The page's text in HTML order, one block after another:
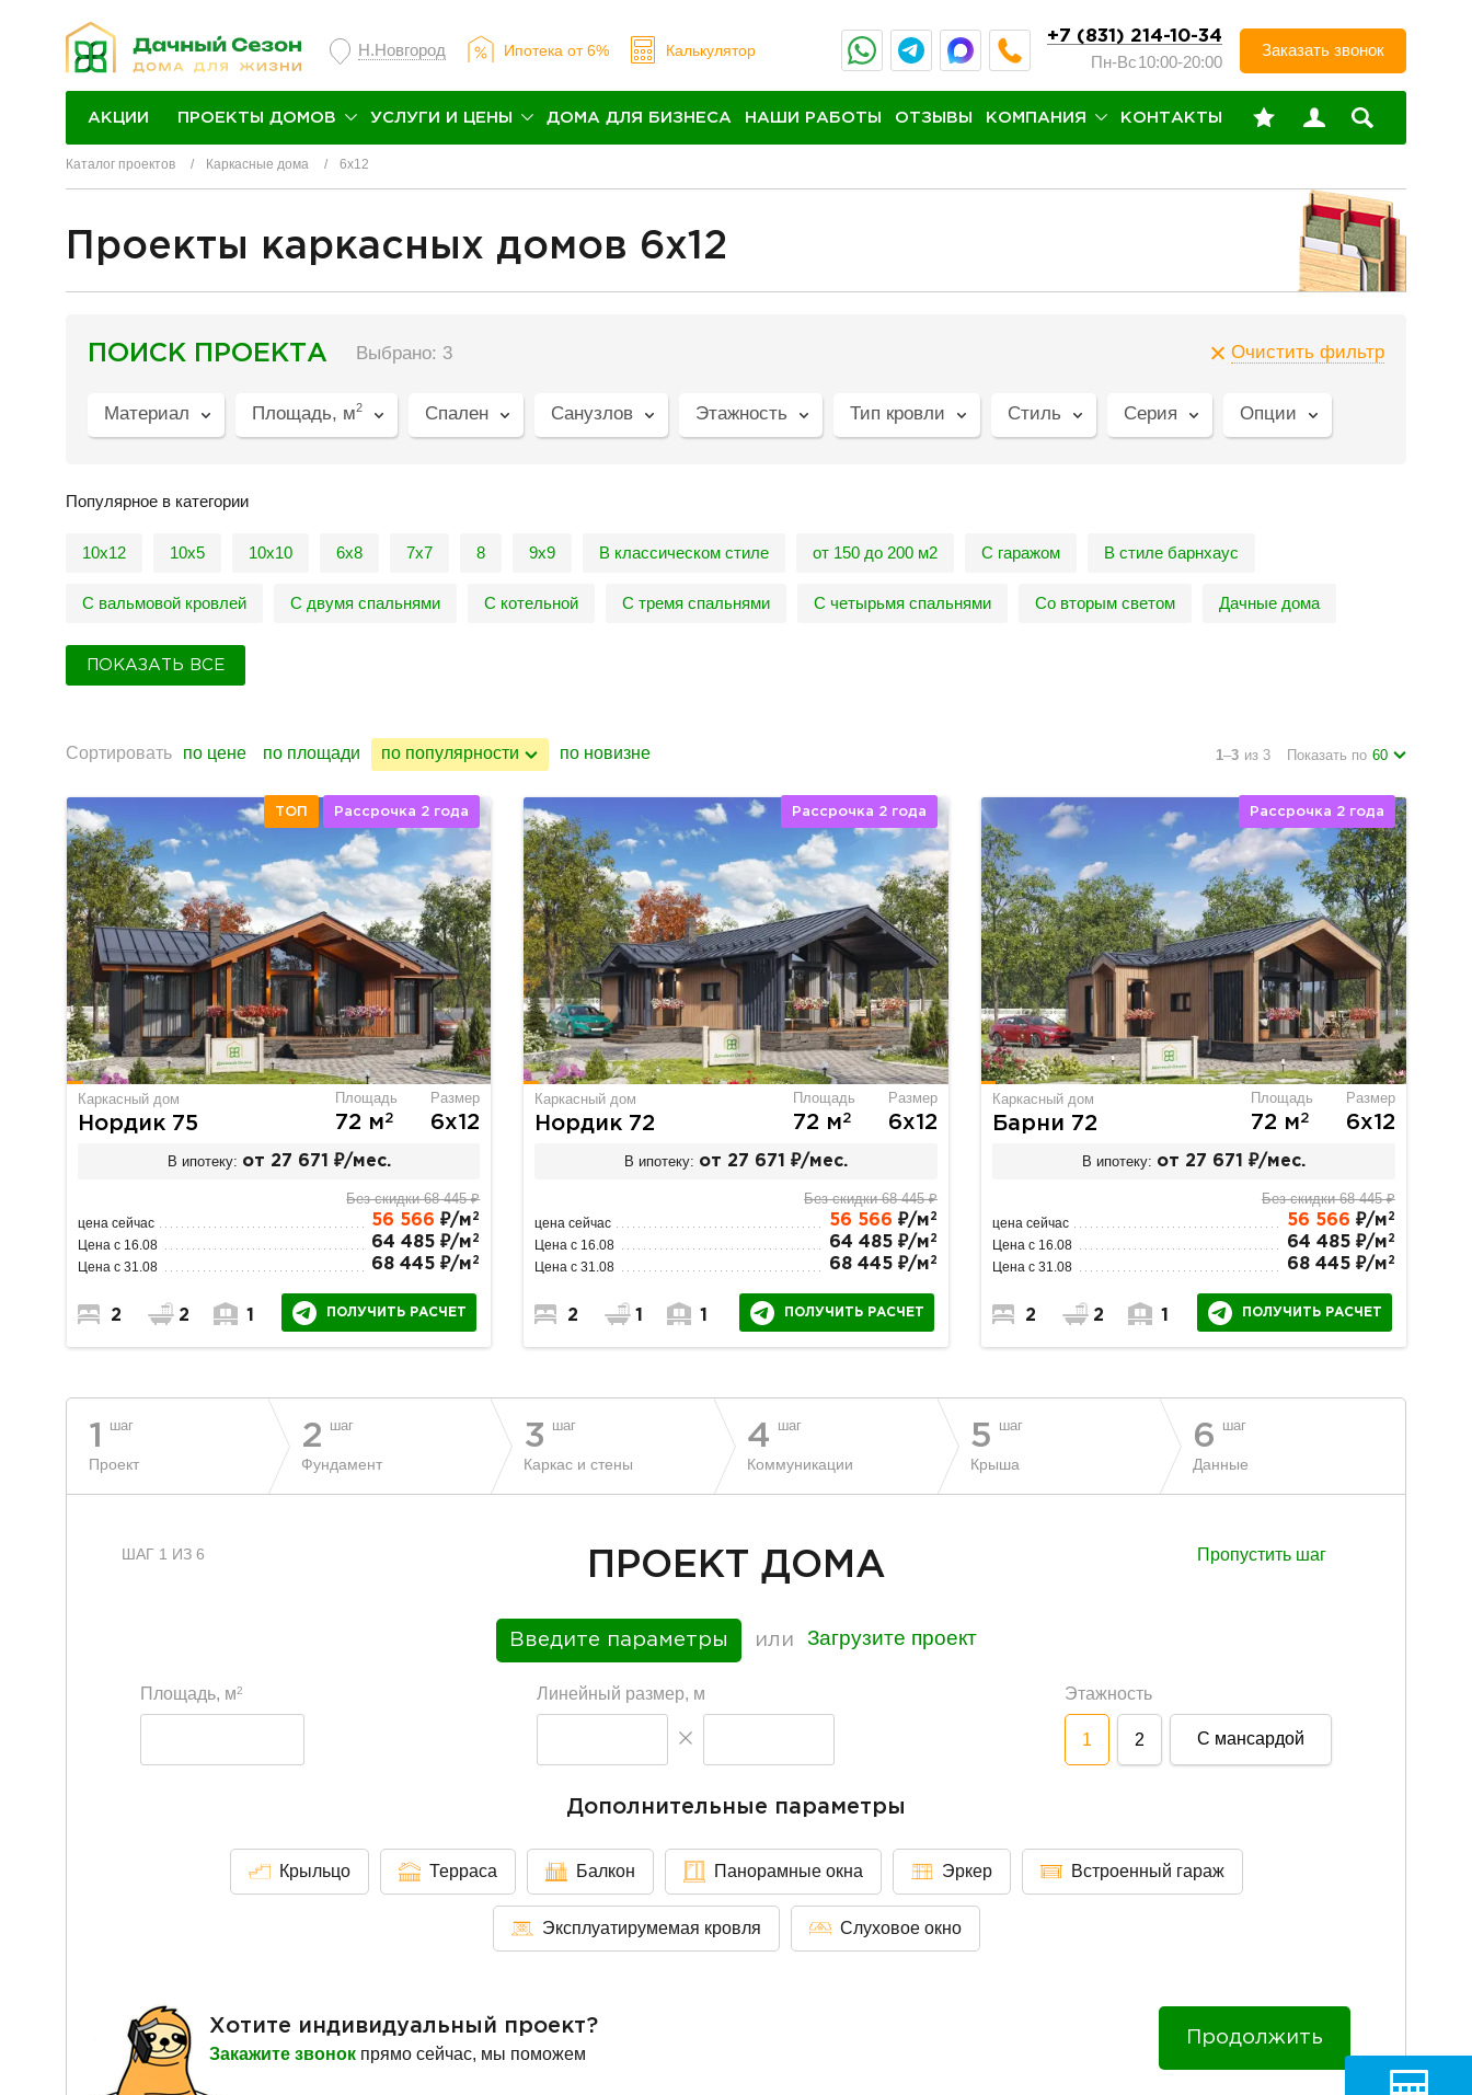
Н.Новгород Ипотека от 6% Калькулятор
+7 (831) 214-10-34
Пн-Вс10:00-20:00
Заказать звонок
АКЦИИ ПРОЕКТЫ ДОМОВ УСЛУГИ И ЦЕНЫ ДОМА ДЛЯ БИЗНЕСА НАШИ РАБОТЫ ОТЗЫВЫ КОМПАНИЯ КОНТАКТЫ
Каталог проектов Каркасные дома 6x12
Проекты каркасных домов 6x12
ПОИСК ПРОЕКТА Выбрано: 3 Очистить фильтр
Материал Площадь, м2 Спален Санузлов Этажность Тип кровли Стиль Серия Опции
Популярное в категории
10x12 10x5 10х10 6х8 7х7 8 9х9 В классическом стиле от 150 до 200 м2 С гаражом В стиле барнхаус
С вальмовой кровлей С двумя спальнями С котельной С тремя спальнями С четырьмя спальнями Со вторым светом Дачные дома
ПОКАЗАТЬ ВСЕ
Сортировать по цене по площади по популярности по новизне 1–3 из 3 Показать по 60
ТОП Рассрочка 2 года
Каркасный дом
Нордик 75
Площадь
72 м2
Размер
6х12
В ипотеку: от 27 671 ₽/мес.
Без скидки 68 445 ₽
цена сейчас 56 566 ₽/м 2
Цена с 16.08 64 485 ₽/м 2
Цена с 31.08 68 445 ₽/м 2
2 2 1 ПОЛУЧИТЬ РАСЧЕТ
Рассрочка 2 года
Каркасный дом
Нордик 72
Площадь
72 м2
Размер
6х12
В ипотеку: от 27 671 ₽/мес.
Без скидки 68 445 ₽
цена сейчас 56 566 ₽/м 2
Цена с 16.08 64 485 ₽/м 2
Цена с 31.08 68 445 ₽/м 2
2 1 1 ПОЛУЧИТЬ РАСЧЕТ
Рассрочка 2 года
Каркасный дом
Барни 72
Площадь
72 м2
Размер
6х12
В ипотеку: от 27 671 ₽/мес.
Без скидки 68 445 ₽
цена сейчас 56 566 ₽/м 2
Цена с 16.08 64 485 ₽/м 2
Цена с 31.08 68 445 ₽/м 2
2 2 1 ПОЛУЧИТЬ РАСЧЕТ
1 шаг
Проект
2 шаг
Фундамент
3 шаг
Каркас и стены
4 шаг
Коммуникации
5 шаг
Крыша
6 шаг
Данные
ШАГ 1 ИЗ 6 ПРОЕКТ ДОМА Пропустить шаг
Введите параметры или Загрузите проект
Площадь, м2 Линейный размер, м Этажность
1 2 С мансардой
Дополнительные параметры
Крыльцо Терраса Балкон Панорамные окна Эркер Встроенный гараж
Эксплуатирумемая кровля Слуховое окно
Хотите индивидуальный проект?
Закажите звонок прямо сейчас, мы поможем
Продолжить